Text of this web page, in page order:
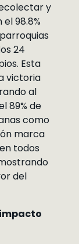
y
98.8%
24
Esta
victoria
al
89% de
como
marca
todos
del